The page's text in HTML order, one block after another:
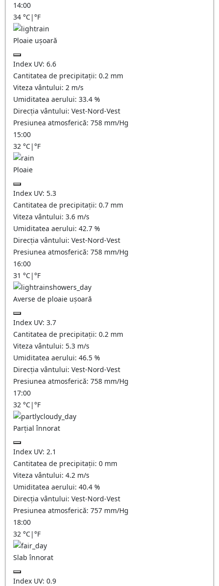
14:00
34 °C|°F
Ploaie ușoară
Index UV: 6.6
Cantitatea de precipitații: 0.2 mm
Viteza vântului: 2 m/s
Umiditatea aerului: 33.4 %
Direcția vântului: Vest-Nord-Vest
Presiunea atmosferică: 758 mm/Hg
15:00
32 °C|°F
Ploaie
Index UV: 5.3
Cantitatea de precipitații: 0.7 mm
Viteza vântului: 3.6 m/s
Umiditatea aerului: 42.7 %
Direcția vântului: Vest-Nord-Vest
Presiunea atmosferică: 758 mm/Hg
16:00
31 °C|°F
Averse de ploaie ușoară
Index UV: 3.7
Cantitatea de precipitații: 0.2 mm
Viteza vântului: 5.3 m/s
Umiditatea aerului: 46.5 %
Direcția vântului: Vest-Nord-Vest
Presiunea atmosferică: 758 mm/Hg
17:00
32 °C|°F
Parțial înnorat
Index UV: 2.1
Cantitatea de precipitații: 0 mm
Viteza vântului: 4.2 m/s
Umiditatea aerului: 40.4 %
Direcția vântului: Vest-Nord-Vest
Presiunea atmosferică: 757 mm/Hg
18:00
32 °C|°F
Slab înnorat
Index UV: 0.9